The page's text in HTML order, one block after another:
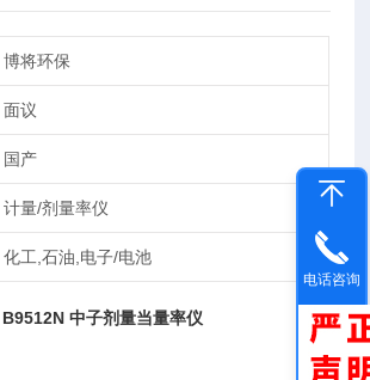
博将环保
面议
国产
计量/剂量率仪
化工,石油,电子/电池
B9512N 中子剂量当量率仪
电话咨询